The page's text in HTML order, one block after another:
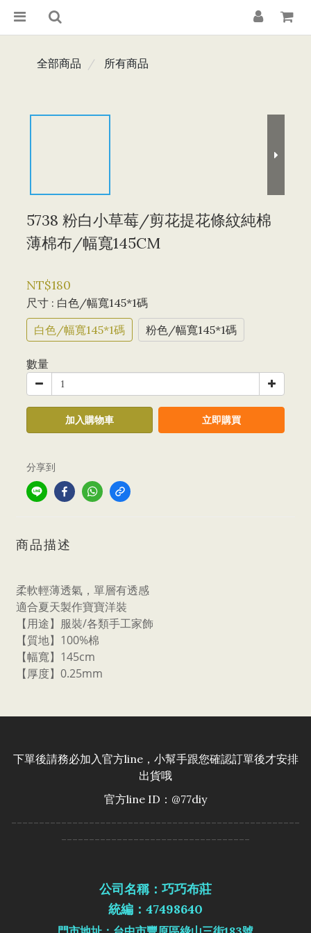
全部商品 所有商品
5738 粉白小草莓/剪花提花條紋純棉
薄棉布/幅寬145CM
NT$180
尺寸 : 白色/幅寬145*1碼
白色/幅寬145*1碼
粉色/幅寬145*1碼
數量
加入購物車 立即購買
分享到
商品描述
柔軟輕薄透氣，單層有透感
適合夏天製作寶寶洋裝
【用途】服裝/各類手工家飾
【質地】100%棉
【幅寬】145cm
【厚度】0.25mm
下單後請務必加入官方line，小幫手跟您確認訂單後才安排
出貨哦
官方line ID：@77diy
----------------------------------------------------
----------------------------------
公司名稱：巧巧布莊
統編：47498640